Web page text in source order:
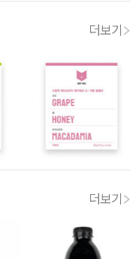
더보기
더보기